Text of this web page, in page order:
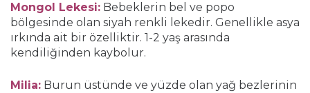
Mongol Lekesi: Bebeklerin bel ve popo
bölgesinde olan siyah renkli lekedir. Genellikle asya
ırkında ait bir özelliktir. 1-2 yaş arasında
kendiliğinden kaybolur.
Milia: Burun üstünde ve yüzde olan yağ bezlerinin